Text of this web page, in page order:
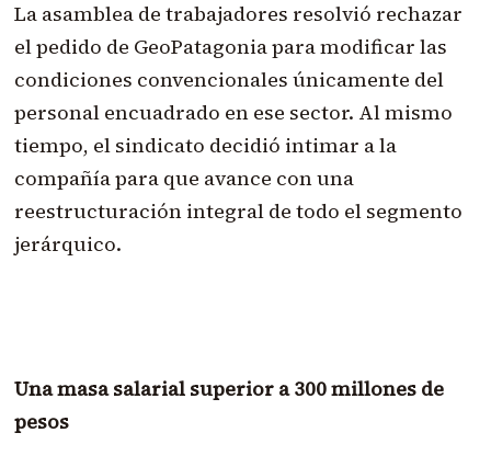
La asamblea de trabajadores resolvió rechazar
el pedido de GeoPatagonia para modificar las
condiciones convencionales únicamente del
personal encuadrado en ese sector. Al mismo
tiempo, el sindicato decidió intimar a la
compañía para que avance con una
reestructuración integral de todo el segmento
jerárquico.
Una masa salarial superior a 300 millones de
pesos